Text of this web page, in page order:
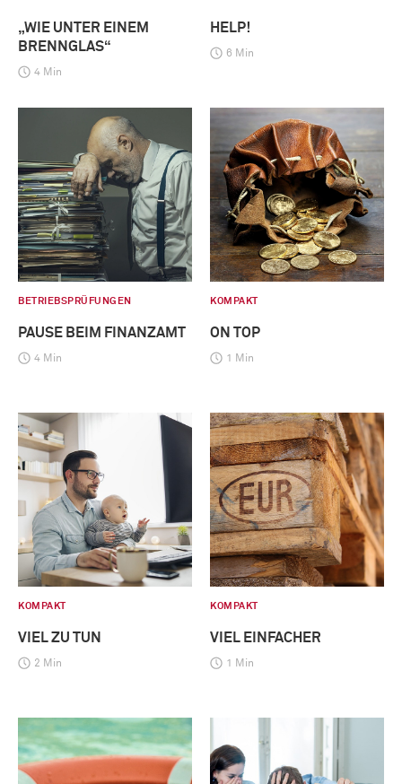
„WIE UNTER EINEM
BRENNGLAS“
4 Min
HELP!
6 Min
BETRIEBSPRÜFUNGEN
PAUSE BEIM FINANZAMT
4 Min
KOMPAKT
ON TOP
1 Min
KOMPAKT
VIEL ZU TUN
2 Min
KOMPAKT
VIEL EINFACHER
1 Min